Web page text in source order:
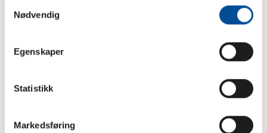
Nødvendig
Egenskaper
Statistikk
Markedsføring